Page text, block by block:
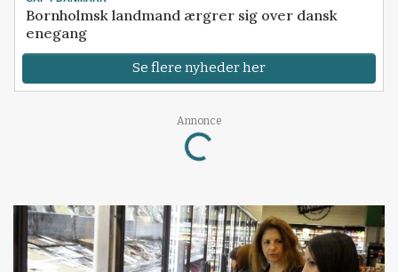
Bornholmsk landmand ærgrer sig over dansk
enegang
Se flere nyheder her
Annonce
Loading...